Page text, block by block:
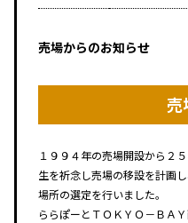
売場からのお知らせ
売
１９９４年の売場開設から２
生を祈念し売場の移設を計画
場所の選定を行いました。
ららぽーとＴＯＫＹＯ－ＢＡ